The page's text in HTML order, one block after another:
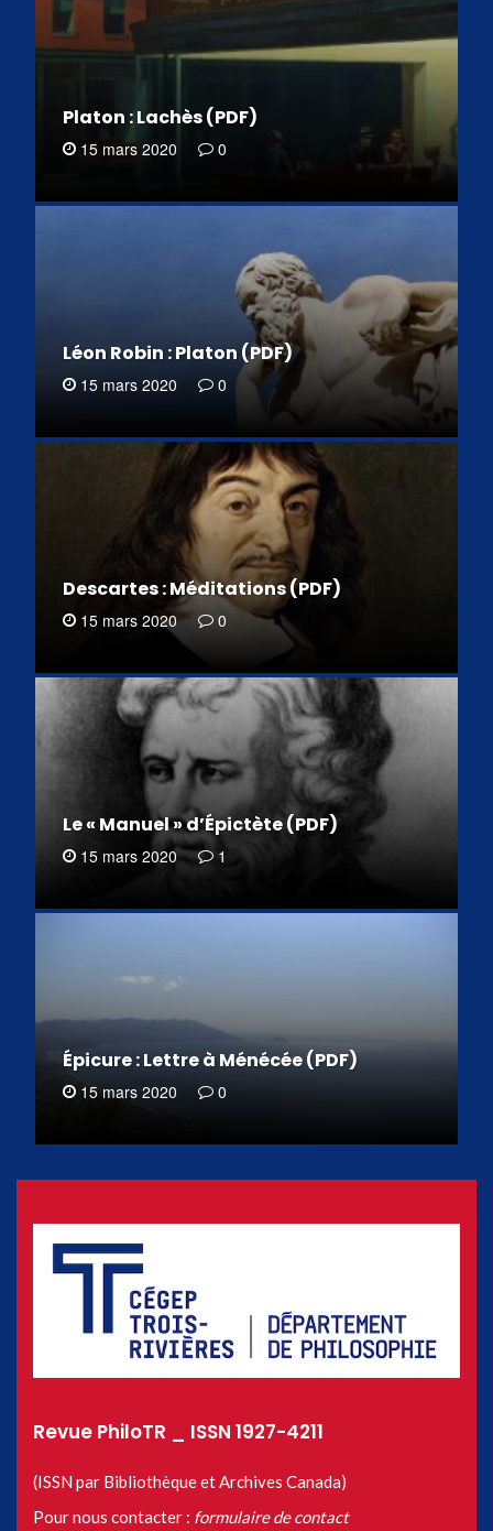
Platon : Lachès (PDF)
15 mars 2020 0
Léon Robin : Platon (PDF)
15 mars 2020 0
Descartes : Méditations (PDF)
15 mars 2020 0
Le « Manuel » d’Épictète (PDF)
15 mars 2020 1
Épicure : Lettre à Ménécée (PDF)
15 mars 2020 0
Revue PhiloTR _ ISSN 1927-4211
(ISSN par Bibliothèque et Archives Canada)
Pour nous contacter : formulaire de contact